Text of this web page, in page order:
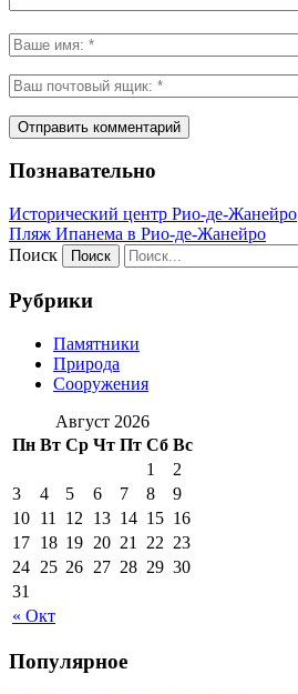
Познавательно
Исторический центр Рио-де-Жанейро
Пляж Ипанема в Рио-де-Жанейро
Поиск
Рубрики
Памятники
Природа
Сооружения
Август 2026
Пн Вт Ср Чт Пт Сб Вс
« Окт
1
2
3
4 5 6 7 8
9
10 11 12 13 14 15 16
17 18 19 20 21 22 23
24 25 26 27 28 29 30
31
Популярное